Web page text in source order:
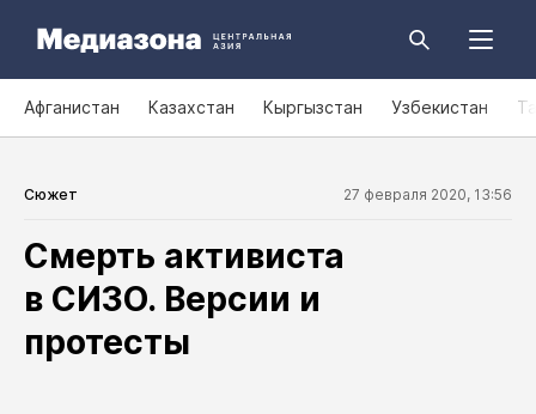
Афганистан Казахстан Кыргызстан Узбекистан
Сюжет 27 февраля 2020, 13:56
Смерть активиста
в СИЗО. Версии и
протесты